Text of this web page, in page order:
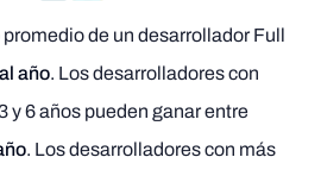
de un desarrollador Full
año. Los desarrolladores con
y 6 años pueden ganar entre
. Los desarrolladores con más